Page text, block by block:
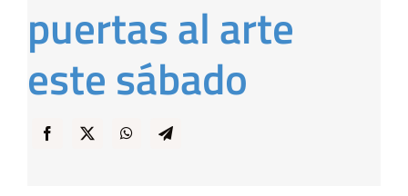
… y Cigarras
puertas al arte
este sábado